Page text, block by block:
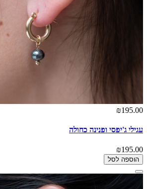
₪195.00
עגילי ג'יפסי ופנינה כחולה
₪195.00
הוספה לסל